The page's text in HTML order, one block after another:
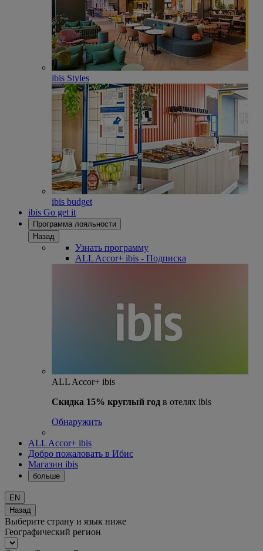
ibis Styles
ibis budget
ibis Go get it
Программа лояльности
Назад
Узнать программу
ALL Accor+ ibis - Подписка
ALL Accor+ ibis
Скидка 15% круглый год в отелях ibis
Обнаружить
ALL Accor+ ibis
Добро пожаловать в Ибис
Магазин ibis
больше
EN
Назад
Выберите страну и язык ниже
Географический регион